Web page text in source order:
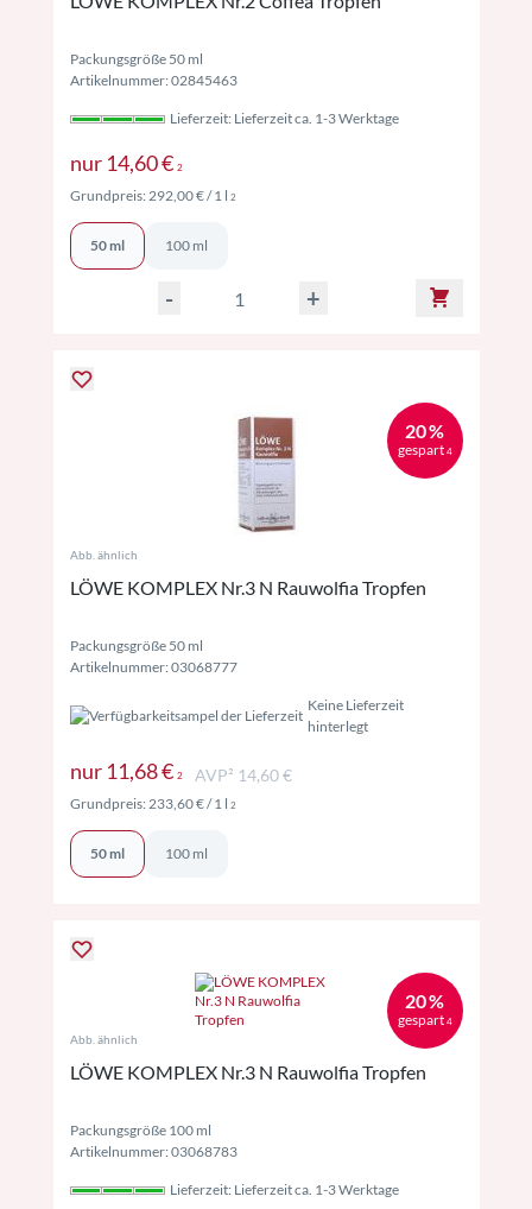
Packungsgröße 50 ml
Artikelnummer: 02845463
Lieferzeit: Lieferzeit ca. 1-3 Werktage
nur 14,60 € 2Preise inkl. MwSt. ggf. zzgl. Versand
Grundpreis:292,00 €/ 1 l 2Preise inkl. MwSt. ggf. zzgl. Versand
50 ml 100 ml
- +
20 %
gespart 4
Abb. ähnlich
LÖWE KOMPLEX Nr.3 N Rauwolfia Tropfen
Packungsgröße 50 ml
Artikelnummer: 03068777
Keine Lieferzeit
hinterlegt
nur 11,68 € 2Preise inkl. MwSt. ggf. zzgl. Versand
AVP² 14,60 €
Grundpreis:233,60 €/ 1 l 2Preise inkl. MwSt. ggf. zzgl. Versand
50 ml 100 ml
20 %
gespart 4
Abb. ähnlich
LÖWE KOMPLEX Nr.3 N Rauwolfia Tropfen
Packungsgröße 100 ml
Artikelnummer: 03068783
Lieferzeit: Lieferzeit ca. 1-3 Werktage